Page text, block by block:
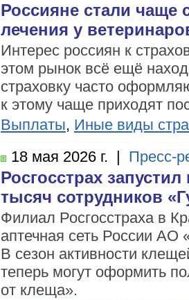
Россияне стали чаще
лечения у
Интерес россиян к
этом рынок всё ещё
страховку часто
к этому чаще приходят
Выплаты, Иные виды
18 мая 2026 г. Пресс-
Росгосстрах
тысяч сотрудников
Филиал Росгосстраха в
аптечная сеть России АО
В сезон активности
теперь могут оформить
от клеща».